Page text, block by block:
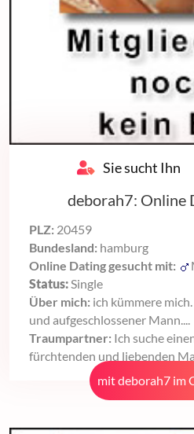
Sie sucht Ihn
deborah7: Online
PLZ: 20459
Bundesland: hamburg
Online Dating gesucht mit:
Status:Single
Über mich: ich kümmere
und aufgeschlossener Mann....
Traumpartner: Ich suche
fürchtenden und liebenden
mit deborah7 im